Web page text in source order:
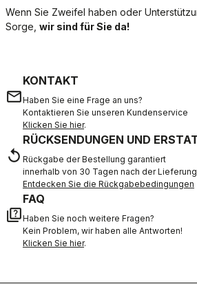
Wenn Sie Zweifel haben oder
Sorge, wir sind für Sie da!
email
KONTAKT
Haben Sie eine Frage an uns?
Kontaktieren Sie unseren Kundenservice
Klicken Sie hier.
replay
RÜCKSENDUNGEN UND
Rückgabe der Bestellung garantiert
innerhalb von 30 Tagen nach der Lieferung
Entdecken Sie die Rückgabebedingungen
quiz
FAQ
Haben Sie noch weitere Fragen?
Kein Problem, wir haben alle Antworten!
Klicken Sie hier.